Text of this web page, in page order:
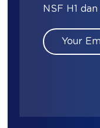
NSF H1